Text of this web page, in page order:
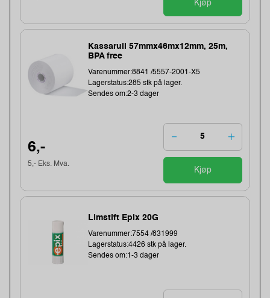
Kjøp
Kassarull 57mmx46mx12mm, 25m,
BPA free
Varenummer:8841 /5557-2001-X5
Lagerstatus:285 stk på lager.
Sendes om:2-3 dager
6,-
5,- Eks. Mva.
Kjøp
Limstift Epix 20G
Varenummer:7554 /831999
Lagerstatus:4426 stk på lager.
Sendes om:1-3 dager